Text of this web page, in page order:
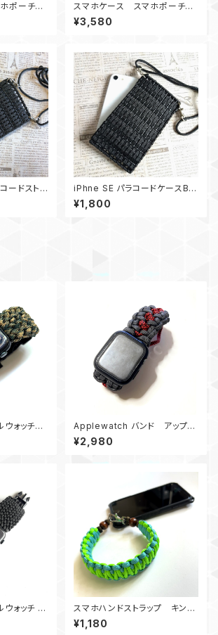
ホポーチ
付き ピン
カーキ
スマホケース スマホポーチ
パラコードストラップ付き ピン
ク＆グリーン
¥3,580
ードストラ
iPhne SE パラコードケースBK
ストラップ付き
¥1,800
ォッチバ
_44_C18
Applewatch バンド アップル
ウォッチ バンド44_スネイクトレ
イル_赤黒・グレイ
¥2,980
ォッチ バ
スマホハンドストラップ キング
コブラ パラコードSgTb
¥1,180